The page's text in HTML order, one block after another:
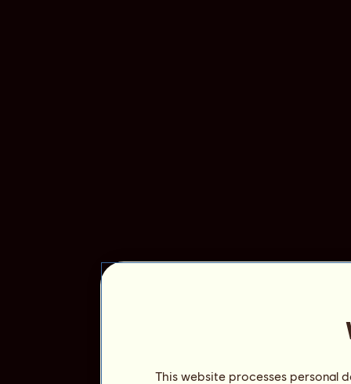
This website processes personal